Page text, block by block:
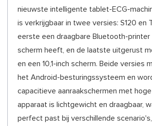
nieuwste intelligente tablet-ECG-
is verkrijgbaar in twee versies: S120 en
eerste een draagbare Bluetooth-printer
scherm heeft, en de laatste uitgerust
en een 10,1-inch scherm. Beide versies
het Android-besturingssysteem en
capacitieve aanraakschermen met
apparaat is lichtgewicht en draagbaar,
perfect past bij verschillende